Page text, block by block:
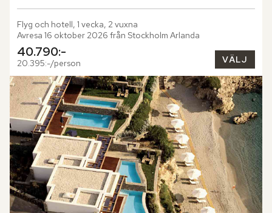
Flyg och hotell, 1 vecka, 2 vuxna
Avresa 16 oktober 2026 från Stockholm Arlanda
40.790:-
20.395:-/person VÄLJ